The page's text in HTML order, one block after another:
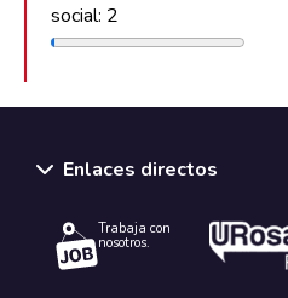
social: 2
Enlaces directos
Trabaja con
nosotros.